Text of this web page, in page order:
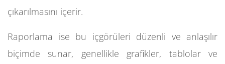
çıkarılmasını içerir.
Raporlama ise bu içgörüleri düzenli ve anlaşılır
biçimde sunar, genellikle grafikler, tablolar ve